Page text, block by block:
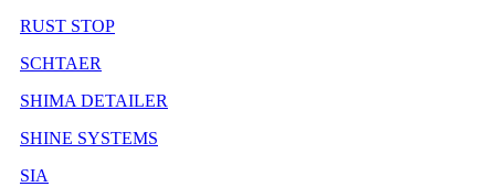
RUST STOP
SCHTAER
SHIMA DETAILER
SHINE SYSTEMS
SIA